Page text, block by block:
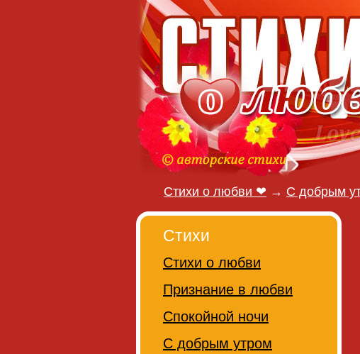
Стихи о любви ❤ → С добрым
Стихи
Стихи о любви
Признание в любви
Спокойной ночи
С добрым утром